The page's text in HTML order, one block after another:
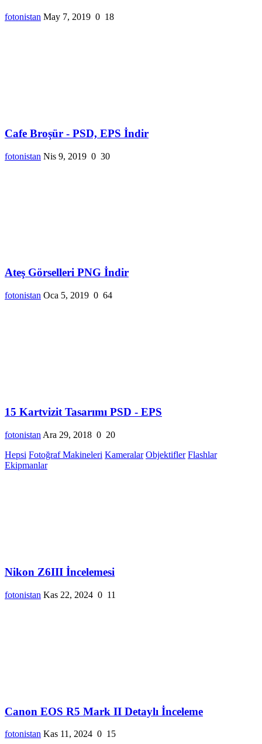
fotonistan May 7, 2019 0 18
Cafe Broşür - PSD, EPS İndir
fotonistan Nis 9, 2019 0 30
Ateş Görselleri PNG İndir
fotonistan Oca 5, 2019 0 64
15 Kartvizit Tasarımı PSD - EPS
fotonistan Ara 29, 2018 0 20
Hepsi Fotoğraf Makineleri Kameralar Objektifler Flashlar
Ekipmanlar
Nikon Z6III İncelemesi
fotonistan Kas 22, 2024 0 11
Canon EOS R5 Mark II Detaylı İnceleme
fotonistan Kas 11, 2024 0 15